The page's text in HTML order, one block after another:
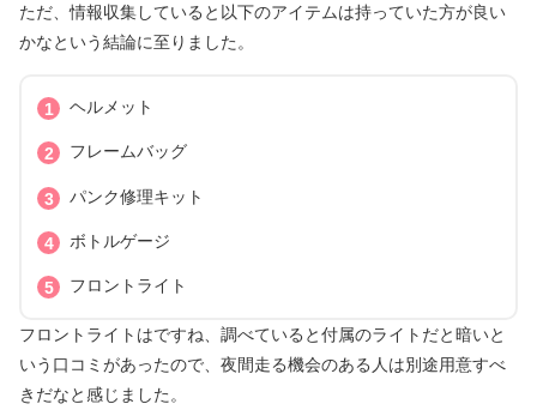
ただ、情報収集していると以下のアイテムは持っていた方が良い
かなという結論に至りました。
ヘルメット
フレームバッグ
パンク修理キット
ボトルゲージ
フロントライト
フロントライトはですね、調べていると付属のライトだと暗いと
いう口コミがあったので、夜間走る機会のある人は別途用意すべ
きだなと感じました。